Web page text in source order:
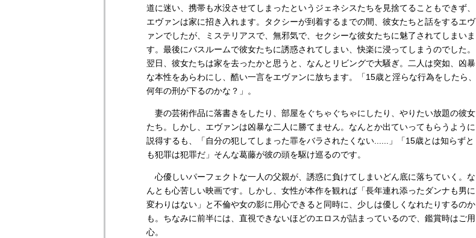
道に迷い、携帯も水没させてしまったというジェネシスたちを見捨てることもできず、
エヴァンは家に招き入れます。タクシーが到着するまでの間、彼女たちと話をするエヴ
ァンでしたが、ミステリアスで、無邪気で、セクシーな彼女たちに魅了されてしまいま
す。最後にバスルームで彼女たちに誘惑されてしまい、快楽に浸ってしまうのでした。
翌日、彼女たちは家を去ったかと思うと、なんとリビングで大騒ぎ。二人は突如、凶暴
な本性をあらわにし、酷い一言をエヴァンに放ちます。「15歳と淫らな行為をしたら、
何年の刑が下るのかな？」。
妻の芸術作品に落書きをしたり、部屋をぐちゃぐちゃにしたり、やりたい放題の彼女
たち。しかし、エヴァンは凶暴な二人に勝てません。なんとか出ていってもらうように
説得するも、「自分の犯してしまった罪をバラされたくない......」「15歳とは知らずと
も犯罪は犯罪だ」そんな葛藤が彼の頭を駆け巡るのです。
心優しいパーフェクトな一人の父親が、誘惑に負けてしまいどん底に落ちていく。な
んとも心苦しい映画です。しかし、女性が本作を観れば「長年連れ添ったダンナも男に
変わりはない」と不倫や女の影に用心できると同時に、少しは優しくなれたりするのか
も。ちなみに前半には、直視できないほどのエロスが詰まっているので、鑑賞時はご用
心。